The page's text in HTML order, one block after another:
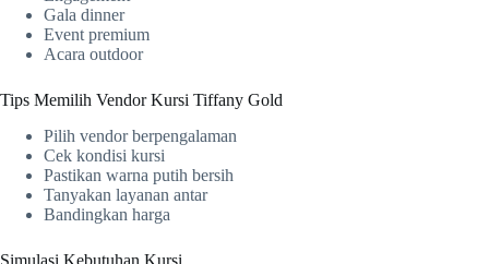
Gala dinner
Event premium
Acara outdoor
Tips Memilih Vendor Kursi Tiffany Gold
Pilih vendor berpengalaman
Cek kondisi kursi
Pastikan warna putih bersih
Tanyakan layanan antar
Bandingkan harga